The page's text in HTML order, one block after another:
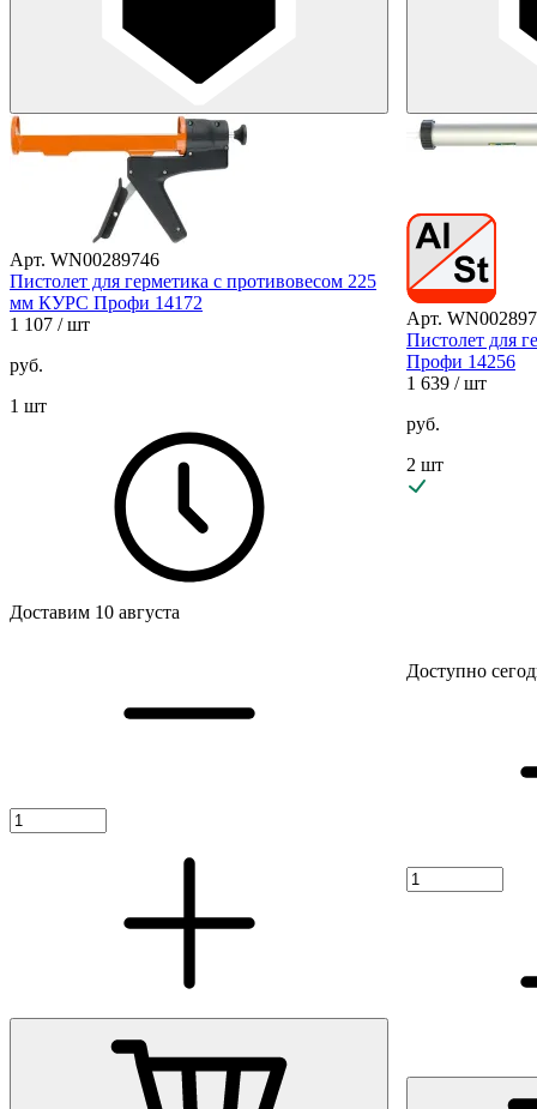
Арт. WN00289746
Пистолет для герметика с противовесом 225
мм КУРС Профи 14172
1 107 / шт
руб.
1 шт
Доставим 10 августа
Арт.
Пистолет для
Профи 14256
1 639 / шт
руб.
2 шт
Доступно